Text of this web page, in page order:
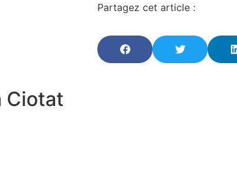
Ciotat
Partagez cet article :